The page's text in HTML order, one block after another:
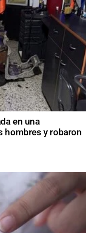
en una
hombres y robaron